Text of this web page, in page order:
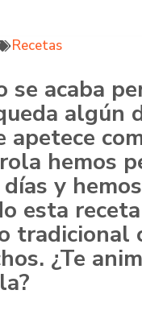
Recetas
se acaba
algún
apetece
hemos
y hemos
esta
tradicional
¿Te